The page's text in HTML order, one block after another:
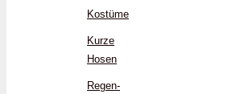
Kostüme
Kurze
Hosen
Regen­